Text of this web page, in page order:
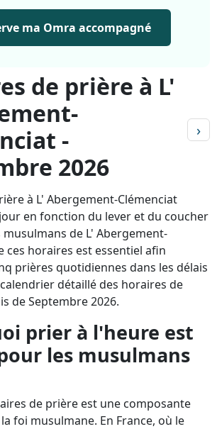
ma Omra accompagné
de prière à L'
-
2026
›
à L' Abergement-Clémenciat
en fonction du lever et du coucher
de L' Abergement-
ces horaires est essentiel afin
prières quotidiennes dans les délais
détaillé des horaires de
de Septembre 2026.
prier à l'heure est
les musulmans
de prière est une composante
foi musulmane. En France, où le